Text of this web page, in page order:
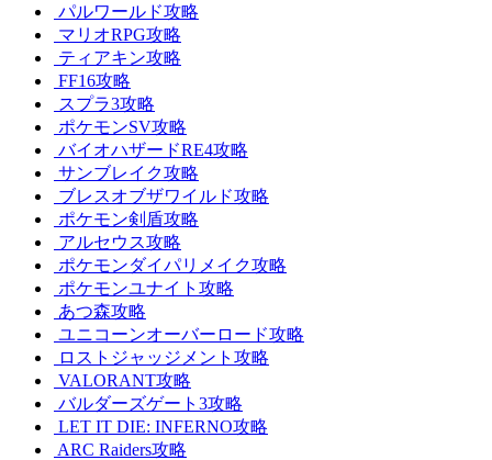
パルワールド攻略
マリオRPG攻略
ティアキン攻略
FF16攻略
スプラ3攻略
ポケモンSV攻略
バイオハザードRE4攻略
サンブレイク攻略
ブレスオブザワイルド攻略
ポケモン剣盾攻略
アルセウス攻略
ポケモンダイパリメイク攻略
ポケモンユナイト攻略
あつ森攻略
ユニコーンオーバーロード攻略
ロストジャッジメント攻略
VALORANT攻略
バルダーズゲート3攻略
LET IT DIE: INFERNO攻略
ARC Raiders攻略